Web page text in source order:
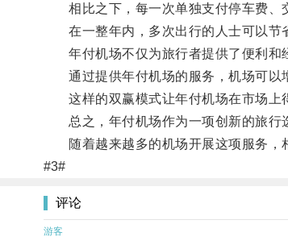
相比之下，每一次单独支付停车费、
在一整年内，多次出行的人士可以节
年付机场不仅为旅行者提供了便利和
通过提供年付机场的服务，机场可以
这样的双赢模式让年付机场在市场上
总之，年付机场作为一项创新的旅行
随着越来越多的机场开展这项服务，
#3#
评论
游客